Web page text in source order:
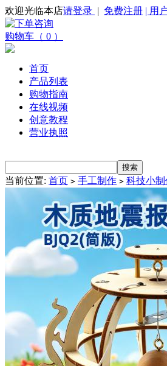
欢迎光临本店请登录 | 免费注册 | 用
购物车（ 0 ）
首页
产品列表
购物指南
在线视频
创意教程
营业执照
当前位置: 首页 > 手工制作 > 科技小制